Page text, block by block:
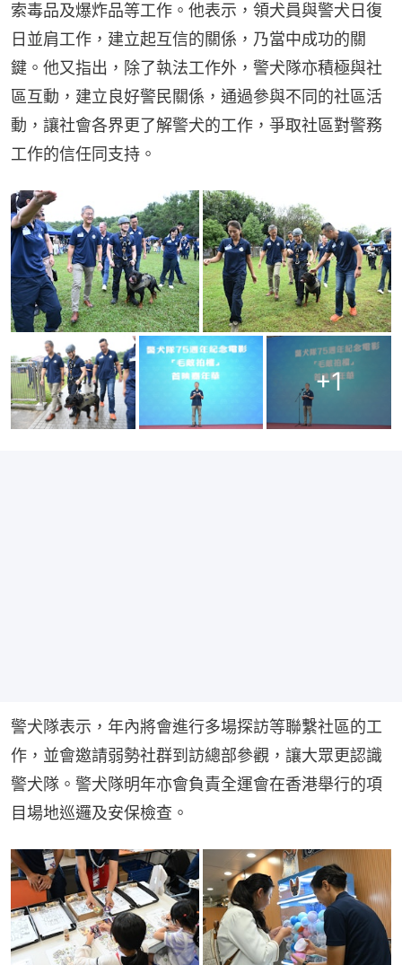
索毒品及爆炸品等工作。他表示，領犬員與警犬日復
日並肩工作，建立起互信的關係，乃當中成功的關
鍵。他又指出，除了執法工作外，警犬隊亦積極與社
區互動，建立良好警民關係，通過參與不同的社區活
動，讓社會各界更了解警犬的工作，爭取社區對警務
工作的信任同支持。
+1
警犬隊表示，年內將會進行多場探訪等聯繫社區的工
作，並會邀請弱勢社群到訪總部參觀，讓大眾更認識
警犬隊。警犬隊明年亦會負責全運會在香港舉行的項
目場地巡邏及安保檢查。